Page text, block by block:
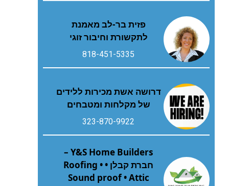
פזית בר-לב מאמנת
לתקשורת וחיבור זוגי
818-451-5335
דרושה אשת מכירות ללידים
של מקלחות ומטבחים
323-870-9922
Y&S Home Builders –
חברת קבלן • Roofing •
Sound proof • Attic